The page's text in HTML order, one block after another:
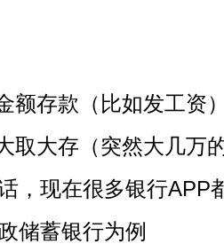
额存款（比如发工资
取大存（突然大几万
，现在很多银行APP
储蓄银行为例